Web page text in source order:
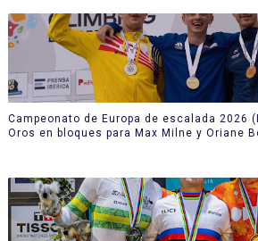
Campeonato de Europa de escalada 2026
Oros en bloques para Max Milne y Oriane